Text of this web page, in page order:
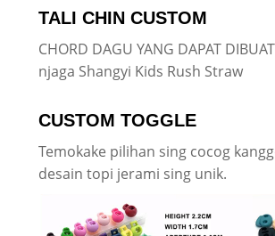
TALI CHIN CUSTOM
CHORD DAGU YANG DAPAT
njaga Shangyi Kids Rush Straw
CUSTOM TOGGLE
Temokake pilihan sing cocog
desain topi jerami sing unik.